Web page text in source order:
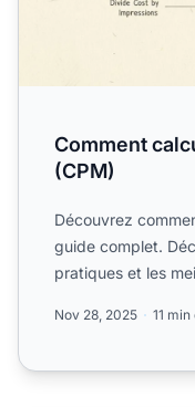
Comment
(CPM)
Découvrez
guide complet.
pratiques et les
Nov 28, 2025 11